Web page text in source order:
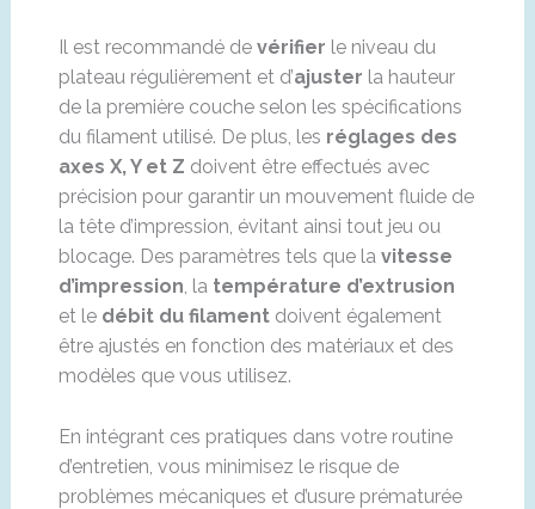
Il est recommandé de vérifier le niveau du
plateau régulièrement et d’ajuster la hauteur
de la première couche selon les spécifications
du filament utilisé. De plus, les réglages des
axes X, Y et Z doivent être effectués avec
précision pour garantir un mouvement fluide de
la tête d’impression, évitant ainsi tout jeu ou
blocage. Des paramètres tels que la vitesse
d’impression, la température d’extrusion
et le débit du filamentdoivent également
être ajustés en fonction des matériaux et des
modèles que vous utilisez.
En intégrant ces pratiques dans votre routine
d’entretien, vous minimisez le risque de
problèmes mécaniques et d’usure prématurée